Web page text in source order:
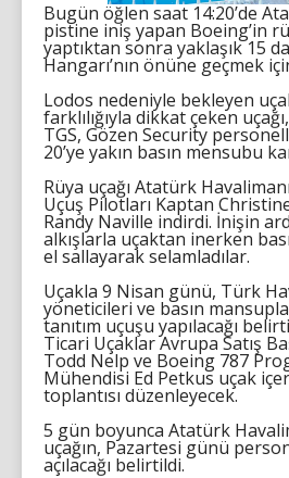
Bugün öğlen saat 14:20’de
pistine iniş yapan Boeing’in
yaptıktan sonra yaklaşık 15
Hangarı’nın önüne geçmek
Lodos nedeniyle bekleyen
farklılığıyla dikkat çeken
TGS, Gözen Security
20’ye yakın basın mensubu
Rüya uçağı Atatürk
Uçuş Pilotları Kaptan
Randy Naville indirdi. İnişin
alkışlarla uçaktan inerken
el sallayarak selamladılar.
Uçakla 9 Nisan günü, Türk
yöneticileri ve basın
tanıtım uçuşu yapılacağı
Ticari Uçaklar Avrupa Satış
Todd Nelp ve Boeing 787
Mühendisi Ed Petkus uçak
toplantısı düzenleyecek.
5 gün boyunca Atatürk
uçağın, Pazartesi günü
açılacağı belirtildi.